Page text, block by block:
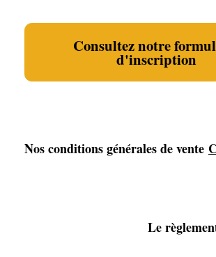
Consultez notre
d'inscription
Nos conditions générales de vente
Le